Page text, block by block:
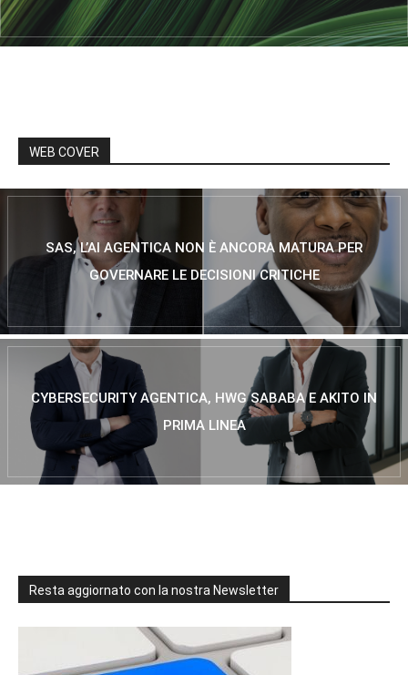
WEB COVER
SAS, L’AI AGENTICA NON È ANCORA MATURA PER
GOVERNARE LE DECISIONI CRITICHE
CYBERSECURITY AGENTICA, HWG SABABA E AKITO IN
PRIMA LINEA
Resta aggiornato con la nostra Newsletter